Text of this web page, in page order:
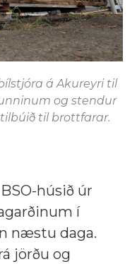
á Akureyri til
og stendur
til brottfarar.
húsið úr
í
næstu daga.
jörðu og